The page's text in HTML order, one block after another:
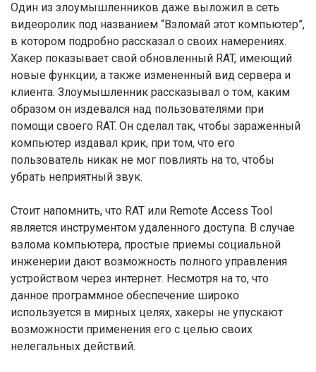
Один из злоумышленников даже выложил в сеть
видеоролик под названием “Взломай этот компьютер”,
в котором подробно рассказал о своих намерениях.
Хакер показывает свой обновленный RAT, имеющий
новые функции, а также измененный вид сервера и
клиента. Злоумышленник рассказывал о том, каким
образом он издевался над пользователями при
помощи своего RAT. Он сделал так, чтобы зараженный
компьютер издавал крик, при том, что его
пользователь никак не мог повлиять на то, чтобы
убрать неприятный звук.
Стоит напомнить, что RAT или Remote Access Tool
является инструментом удаленного доступа. В случае
взлома компьютера, простые приемы социальной
инженерии дают возможность полного управления
устройством через интернет. Несмотря на то, что
данное программное обеспечение широко
используется в мирных целях, хакеры не упускают
возможности применения его с целью своих
нелегальных действий.